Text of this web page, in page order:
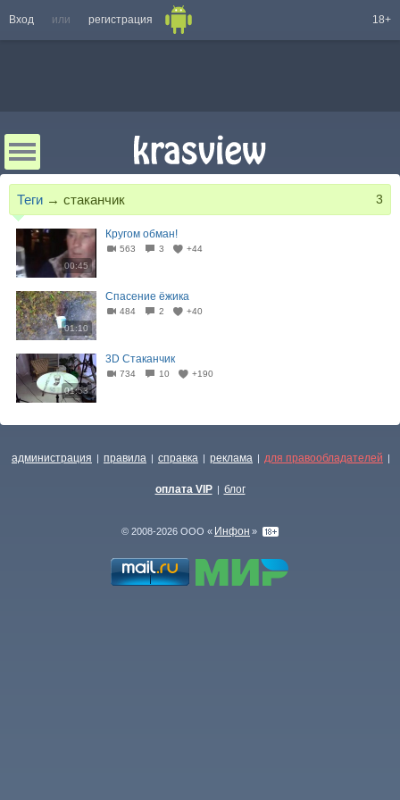
Вход или регистрация 18+
Теги → стаканчик 3
00:45
Кругом обман!
563 3 +44
01:10
Спасение ёжика
484 2 +40
01:53
3D Стаканчик
734 10 +190
администрация | правила | справка | реклама | для правообладателей |
оплата VIP | блог
© 2008-2026 ООО « Инфон »